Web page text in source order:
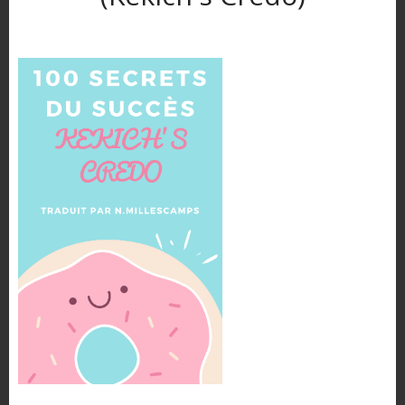
IMMOBILIER
0COMMENTS
COMMENT DEVENIR
RENTIER